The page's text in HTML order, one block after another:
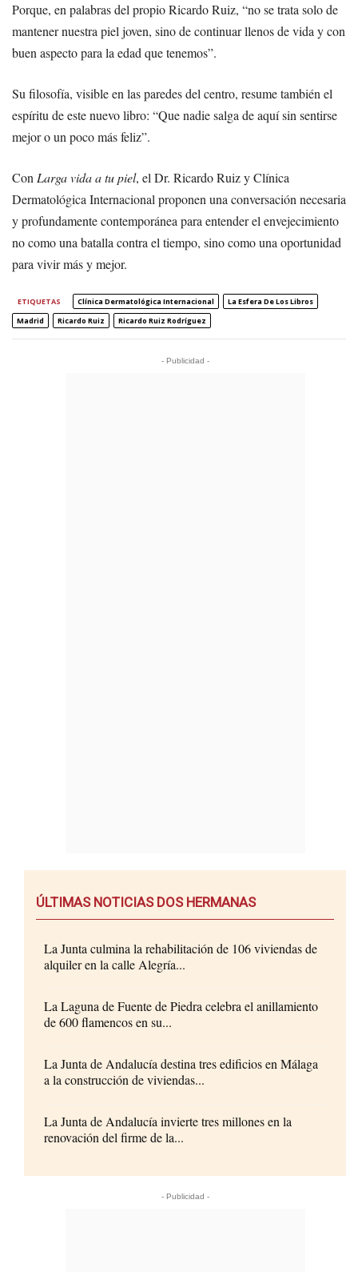
Porque, en palabras del propio Ricardo Ruiz, “no se trata solo de
mantener nuestra piel joven, sino de continuar llenos de vida y con
buen aspecto para la edad que tenemos”.
Su filosofía, visible en las paredes del centro, resume también el
espíritu de este nuevo libro: “Que nadie salga de aquí sin sentirse
mejor o un poco más feliz”.
ConLarga vida a tu piel, el Dr. Ricardo Ruiz y Clínica
Dermatológica Internacional proponen una conversación necesaria
y profundamente contemporánea para entender el envejecimiento
no como una batalla contra el tiempo, sino como una oportunidad
para vivir más y mejor.
ETIQUETAS Clínica Dermatológica Internacional
La Esfera De Los Libros
Madrid
Ricardo Ruiz Ricardo Ruiz Rodríguez
- Publicidad -
ÚLTIMAS NOTICIAS DOS HERMANAS
La Junta culmina la rehabilitación de 106 viviendas de
alquiler en la calle Alegría...
La Laguna de Fuente de Piedra celebra el anillamiento
de 600 flamencos en su...
La Junta de Andalucía destina tres edificios en Málaga
a la construcción de viviendas...
La Junta de Andalucía invierte tres millones en la
renovación del firme de la...
- Publicidad -